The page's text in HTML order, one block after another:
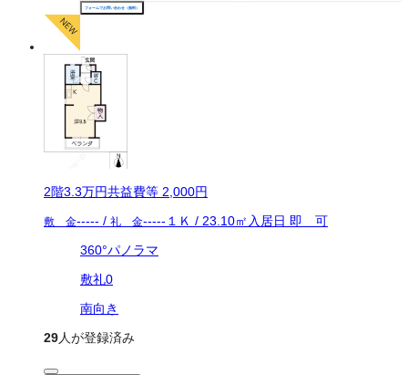
フォームでお問い合わせ（無料）
2階3.3万円共益費等 2,000円
敷 金----- / 礼 金----- １Ｋ / 23.10㎡ 入居日 即 可
360°パノラマ
敷礼0
南向き
29人が登録済み